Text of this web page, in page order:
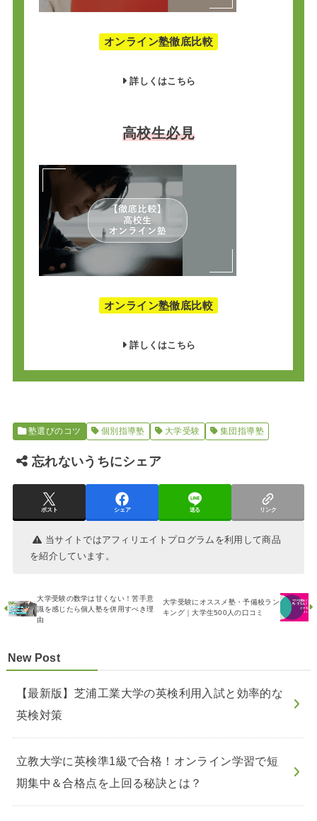
オンライン塾徹底比較
詳しくはこちら
高校生必見
オンライン塾徹底比較
詳しくはこちら
塾選びのコツ 個別指導塾 大学受験 集団指導塾
忘れないうちにシェア
ポスト シェア 送る リンク
当サイトではアフィリエイトプログラムを利用して商品
を紹介しています。
大学受験の数学は甘くない！苦手意
識を感じたら個人塾を併用すべき理
由
大学受験にオススメ塾・予備校ラン
キング｜大学生500人の口コミ
New Post
【最新版】芝浦工業大学の英検利用入試と効率的な
英検対策
立教大学に英検準1級で合格！オンライン学習で短
期集中＆合格点を上回る秘訣とは？